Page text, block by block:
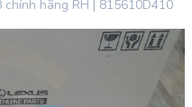
hãng RH | 815610D410